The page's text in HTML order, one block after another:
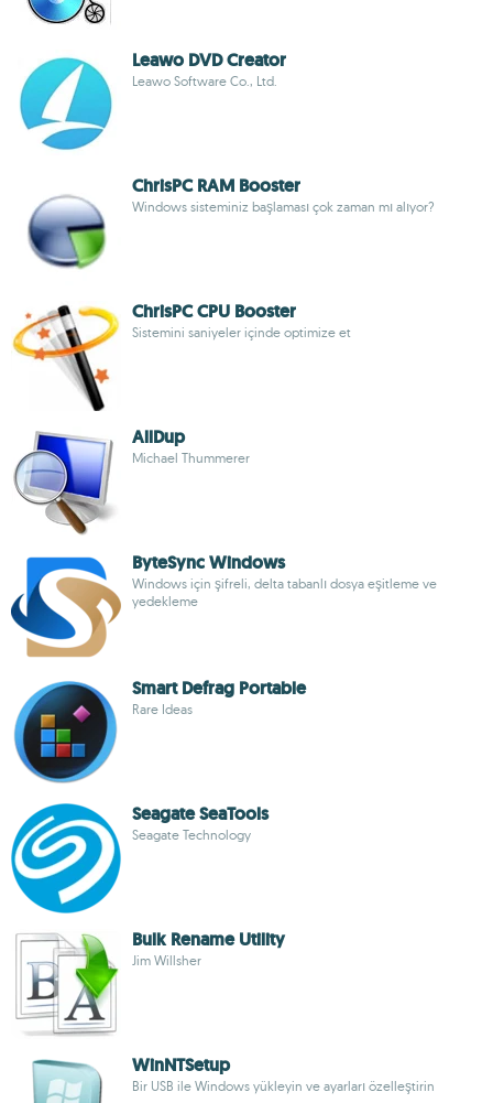
Leawo DVD Creator
Leawo Software Co., Ltd.
ChrisPC RAM Booster
Windows sisteminiz başlaması çok zaman mı alıyor?
ChrisPC CPU Booster
Sistemini saniyeler içinde optimize et
AllDup
Michael Thummerer
ByteSync Windows
Windows için şifreli, delta tabanlı dosya eşitleme ve
yedekleme
Smart Defrag Portable
Rare Ideas
Seagate SeaTools
Seagate Technology
Bulk Rename Utility
Jim Willsher
WinNTSetup
Bir USB ile Windows yükleyin ve ayarları özelleştirin